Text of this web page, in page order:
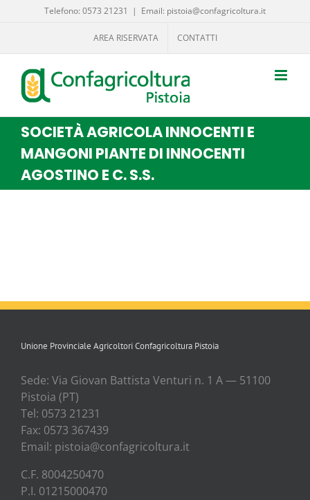
Telefono: 0573 21231 | Email: pistoia@confagricoltura.it
AREA RISERVATA CONTATTI
SOCIETÀ AGRICOLA INNOCENTI E
MANGONI PIANTE DI INNOCENTI
AGOSTINO E C. S.S.
Unione Provinciale Agricoltori Confagricoltura Pistoia
Sede: Via Gio­van Bat­ti­sta Ven­tu­ri n. 1 A — 51100
Pisto­ia (PT)
Tel: 0573 21231
Fax: 0573 367439
Email: pistoia@confagricoltura.it
C.F. 8004250470
P.I. 01215000470